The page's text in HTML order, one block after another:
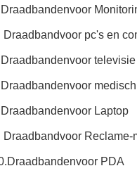
Draadbandenvoor
Draadbandvoor pc's en
Draadbandenvoor televisie
Draadbandenvoor
Draadbandenvoor Laptop
Draadbandvoor Reclame-
Draadbandenvoor PDA